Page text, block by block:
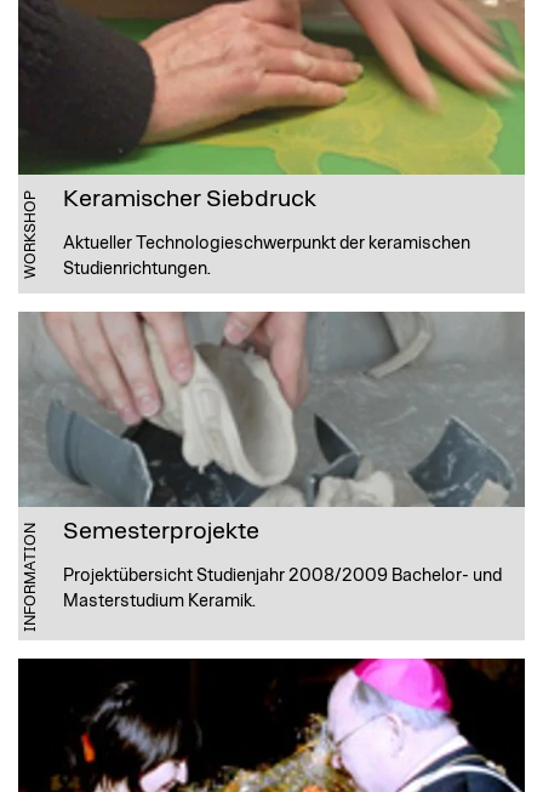
WORKSHOP Keramischer Siebdruck
Aktueller Technologieschwerpunkt der keramischen
Studienrichtungen.
INFORMATION Semesterprojekte
Projektübersicht Studienjahr 2008/2009 Bachelor- und
Masterstudium Keramik.